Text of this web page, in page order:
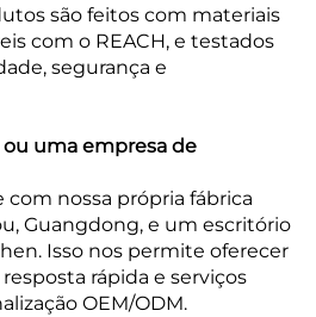
são feitos com materiais
com o REACH, e testados
segurança e
ou uma empresa de
nossa própria fábrica
Guangdong, e um escritório
Isso nos permite oferecer
rápida e serviços
OEM/ODM.